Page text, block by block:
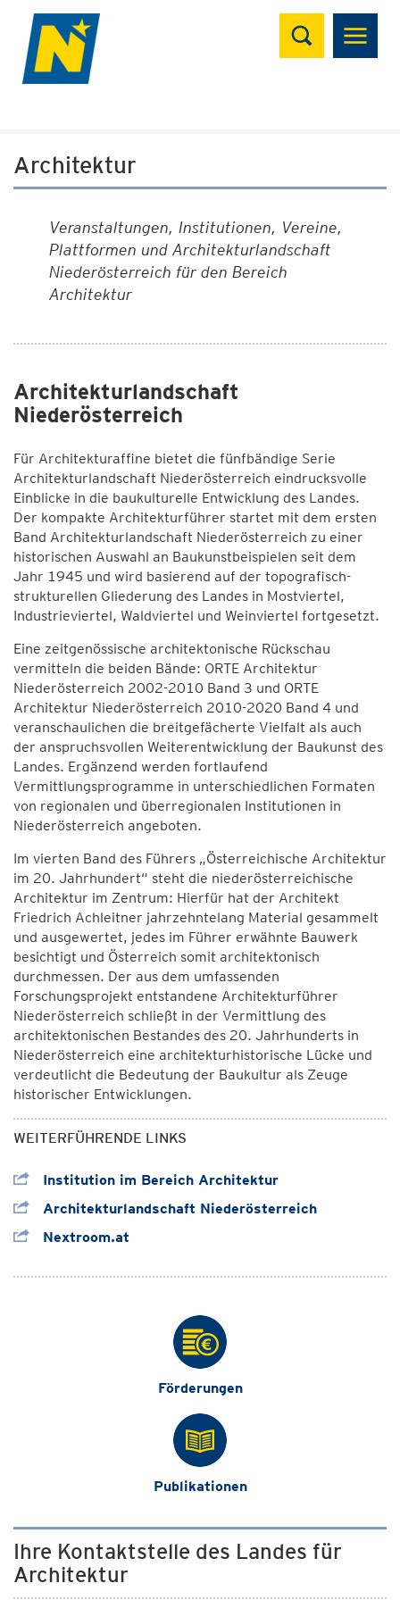
Suchen
Architektur
Veranstaltungen, Institutionen, Vereine,
Plattformen und Architekturlandschaft
Niederösterreich für den Bereich
Architektur
Architekturlandschaft
Niederösterreich
Für Architekturaffine bietet die fünfbändige Serie
Architekturlandschaft Niederösterreich eindrucksvolle
Einblicke in die baukulturelle Entwicklung des Landes.
Der kompakte Architekturführer startet mit dem ersten
Band Architekturlandschaft Niederösterreich zu einer
historischen Auswahl an Baukunstbeispielen seit dem
Jahr 1945 und wird basierend auf der topografisch-
strukturellen Gliederung des Landes in Mostviertel,
Industrieviertel, Waldviertel und Weinviertel fortgesetzt.
Eine zeitgenössische architektonische Rückschau
vermitteln die beiden Bände: ORTE Architektur
Niederösterreich 2002-2010 Band 3 und ORTE
Architektur Niederösterreich 2010-2020 Band 4 und
veranschaulichen die breitgefächerte Vielfalt als auch
der anspruchsvollen Weiterentwicklung der Baukunst des
Landes. Ergänzend werden fortlaufend
Vermittlungsprogramme in unterschiedlichen Formaten
von regionalen und überregionalen Institutionen in
Niederösterreich angeboten.
Im vierten Band des Führers „Österreichische Architektur
im 20. Jahrhundert“ steht die niederösterreichische
Architektur im Zentrum: Hierfür hat der Architekt
Friedrich Achleitner jahrzehntelang Material gesammelt
und ausgewertet, jedes im Führer erwähnte Bauwerk
besichtigt und Österreich somit architektonisch
durchmessen. Der aus dem umfassenden
Forschungsprojekt entstandene Architekturführer
Niederösterreich schließt in der Vermittlung des
architektonischen Bestandes des 20. Jahrhunderts in
Niederösterreich eine architekturhistorische Lücke und
verdeutlicht die Bedeutung der Baukultur als Zeuge
historischer Entwicklungen.
WEITERFÜHRENDE LINKS
Institution im Bereich Architektur
Architekturlandschaft Niederösterreich
Nextroom.at
Förderungen
Publikationen
Ihre Kontaktstelle des Landes für
Architektur